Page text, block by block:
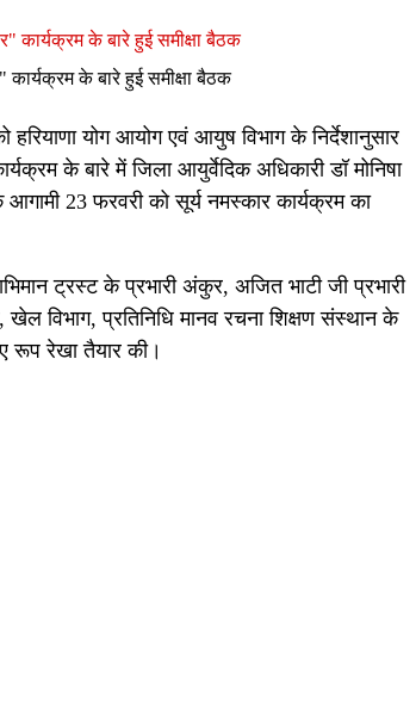
कार्यक्रम के बारे हुई समीक्षा बैठक
योग आयोग एवं आयुष विभाग के निर्देशानुसार
के बारे में जिला आयुर्वेदिक अधिकारी डॉ मोनिषा
आगामी 23 फरवरी को सूर्य नमस्कार कार्यक्रम का
ट्रस्ट के प्रभारी अंकुर, अजित भाटी जी प्रभारी
खेल विभाग, प्रतिनिधि मानव रचना शिक्षण संस्थान के
रूप रेखा तैयार की।